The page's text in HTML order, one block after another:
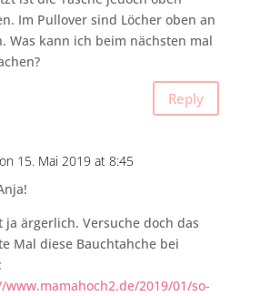
Im Pullover sind Löcher oben an
Was kann ich beim nächsten mal
Reply
on 15. Mai 2019 at 8:45
ja ärgerlich. Versuche doch das
Mal diese Bauchtahche bei
www.mamahoch2.de/2019/01/so-